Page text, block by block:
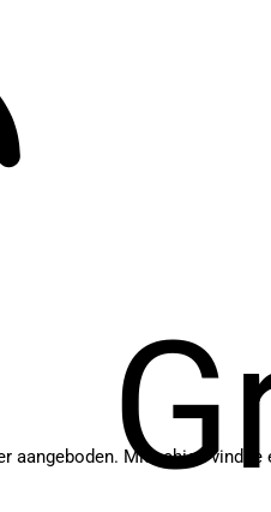
aangeboden. Misschien vind